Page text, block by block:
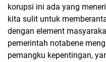
korupsi ini ada yang
kita sulit untuk
dengan element
pemerintah notabene
pemangku kepentingan,